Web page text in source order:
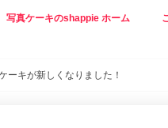
写真ケーキのshappie ホーム
ーキが新しくなりました！